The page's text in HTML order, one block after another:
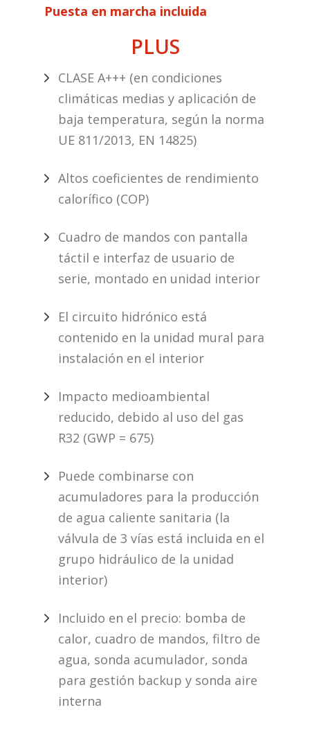
Puesta en marcha incluida
PLUS
CLASE A+++ (en condiciones
climáticas medias y aplicación de
baja temperatura, según la norma
UE 811/2013, EN 14825)
Altos coeficientes de rendimiento
calorífico (COP)
Cuadro de mandos con pantalla
táctil e interfaz de usuario de
serie, montado en unidad interior
El circuito hidrónico está
contenido en la unidad mural para
instalación en el interior
Impacto medioambiental
reducido, debido al uso del gas
R32 (GWP = 675)
Puede combinarse con
acumuladores para la producción
de agua caliente sanitaria (la
válvula de 3 vías está incluida en el
grupo hidráulico de la unidad
interior)
Incluido en el precio: bomba de
calor, cuadro de mandos, filtro de
agua, sonda acumulador, sonda
para gestión backup y sonda aire
interna